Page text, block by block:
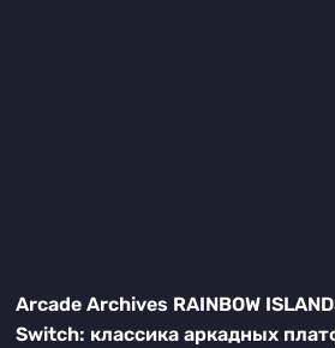
Arcade Archives RAINBOW
Switch: классика аркадных